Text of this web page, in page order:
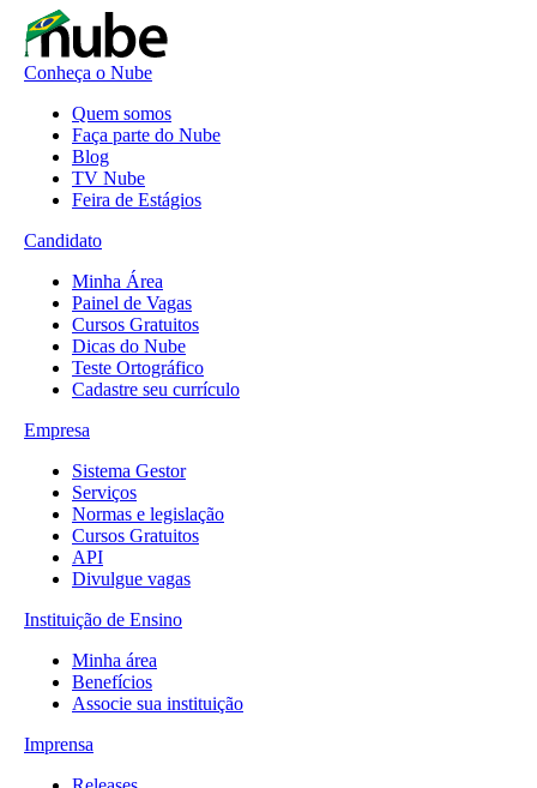
Conheça o Nube
Quem somos
Faça parte do Nube
Blog
TV Nube
Feira de Estágios
Candidato
Minha Área
Painel de Vagas
Cursos Gratuitos
Dicas do Nube
Teste Ortográfico
Cadastre seu currículo
Empresa
Sistema Gestor
Serviços
Normas e legislação
Cursos Gratuitos
API
Divulgue vagas
Instituição de Ensino
Minha área
Benefícios
Associe sua instituição
Imprensa